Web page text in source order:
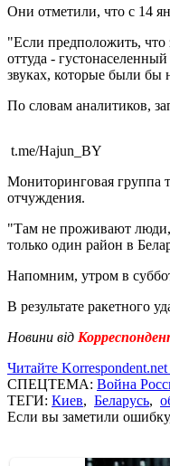
Они отметили, что с 14
"Если предположить, что
оттуда -
звуках, которые были бы
По словам аналитиков,
t.me/Hajun_BY
Мониторинговая группа
отчуждения.
"Там не проживают люди,
только один район в
Напомним, утром в
В результате ракетного
Новини від
Читайте
СПЕЦТЕМА: Война
ТЕГИ: Киев, Беларусь,
Если вы заметили